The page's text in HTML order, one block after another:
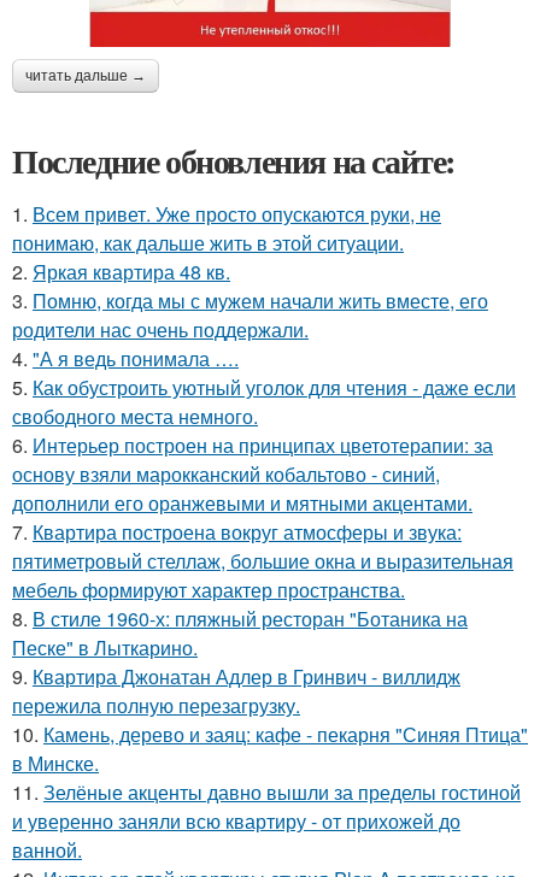
читать дальше →
Последние обновления на сайте:
1. Всем привет. Уже просто опускаются руки, не
понимаю, как дальше жить в этой ситуации.
2. Яркая квартира 48 кв.
3. Помню, когда мы с мужем начали жить вместе, его
родители нас очень поддержали.
4. "А я ведь понимала ….
5. Как обустроить уютный уголок для чтения - даже если
свободного места немного.
6. Интерьер построен на принципах цветотерапии: за
основу взяли марокканский кобальтово - синий,
дополнили его оранжевыми и мятными акцентами.
7. Квартира построена вокруг атмосферы и звука:
пятиметровый стеллаж, большие окна и выразительная
мебель формируют характер пространства.
8. В стиле 1960-х: пляжный ресторан "Ботаника на
Песке" в Лыткарино.
9. Квартира Джонатан Адлер в Гринвич - виллидж
пережила полную перезагрузку.
10. Камень, дерево и заяц: кафе - пекарня "Синяя Птица"
в Минске.
11. Зелёные акценты давно вышли за пределы гостиной
и уверенно заняли всю квартиру - от прихожей до
ванной.